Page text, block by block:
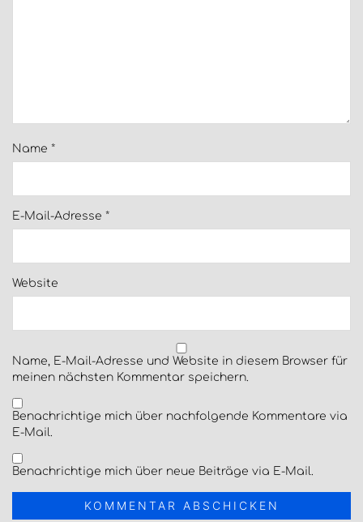
Name *
E-Mail-Adresse *
Website
Name, E-Mail-Adresse und Website in diesem Browser für
meinen nächsten Kommentar speichern.
Benachrichtige mich über nachfolgende Kommentare via
E-Mail.
Benachrichtige mich über neue Beiträge via E-Mail.